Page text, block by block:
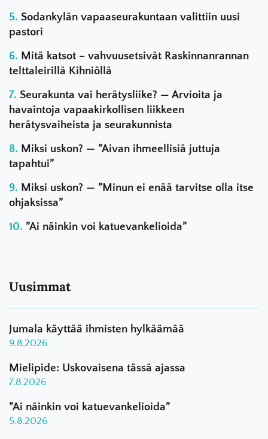
Sodankylän vapaaseurakuntaan valittiin uusi
pastori
Mitä katsot – vahvuusetsivät Raskinnanrannan
telttaleirillä Kihniöllä
Seurakunta vai herätysliike? — Arvioita ja
havaintoja vapaakirkollisen liikkeen
herätysvaiheista ja seurakunnista
Miksi uskon? — ”Aivan ihmeellisiä juttuja
tapahtui”
Miksi uskon? — ”Minun ei enää tarvitse olla itse
ohjaksissa”
”Ai näinkin voi katuevankelioida”
Uusimmat
Jumala käyttää ihmisten hylkäämää
9.8.2026
Mielipide: Uskovaisena tässä ajassa
7.8.2026
”Ai näinkin voi katuevankelioida”
5.8.2026